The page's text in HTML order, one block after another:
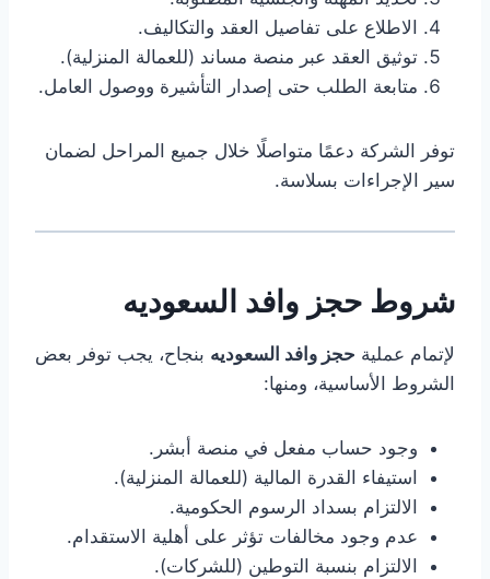
الاطلاع على تفاصيل العقد والتكاليف.
توثيق العقد عبر منصة مساند (للعمالة المنزلية).
متابعة الطلب حتى إصدار التأشيرة ووصول العامل.
توفر الشركة دعمًا متواصلًا خلال جميع المراحل لضمان
سير الإجراءات بسلاسة.
شروط حجز وافد السعوديه
لإتمام عملية حجز وافد السعوديه بنجاح، يجب توفر بعض
الشروط الأساسية، ومنها:
وجود حساب مفعل في منصة أبشر.
استيفاء القدرة المالية (للعمالة المنزلية).
الالتزام بسداد الرسوم الحكومية.
عدم وجود مخالفات تؤثر على أهلية الاستقدام.
الالتزام بنسبة التوطين (للشركات).